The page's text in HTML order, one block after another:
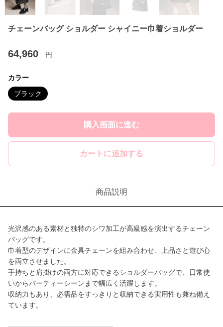
チェーンバッグ ショルダー シャイニー巾着ショルダー
64,960 円
カラー
ブラック
購入画面に進む
カートに追加する
商品説明
光沢感のある素材と独特のシワ加工が高級感を演出するチェーン
バッグです。
巾着型のデザインに金具チェーンを組み合わせ、上品さと遊び心
を両立させました。
手持ちと肩掛けの両方に対応できるショルダーバッグで、日常使
いからパーティーシーンまで幅広く活躍します。
収納力もあり、必需品をすっきりと収納できる実用性も兼ね備え
ています。